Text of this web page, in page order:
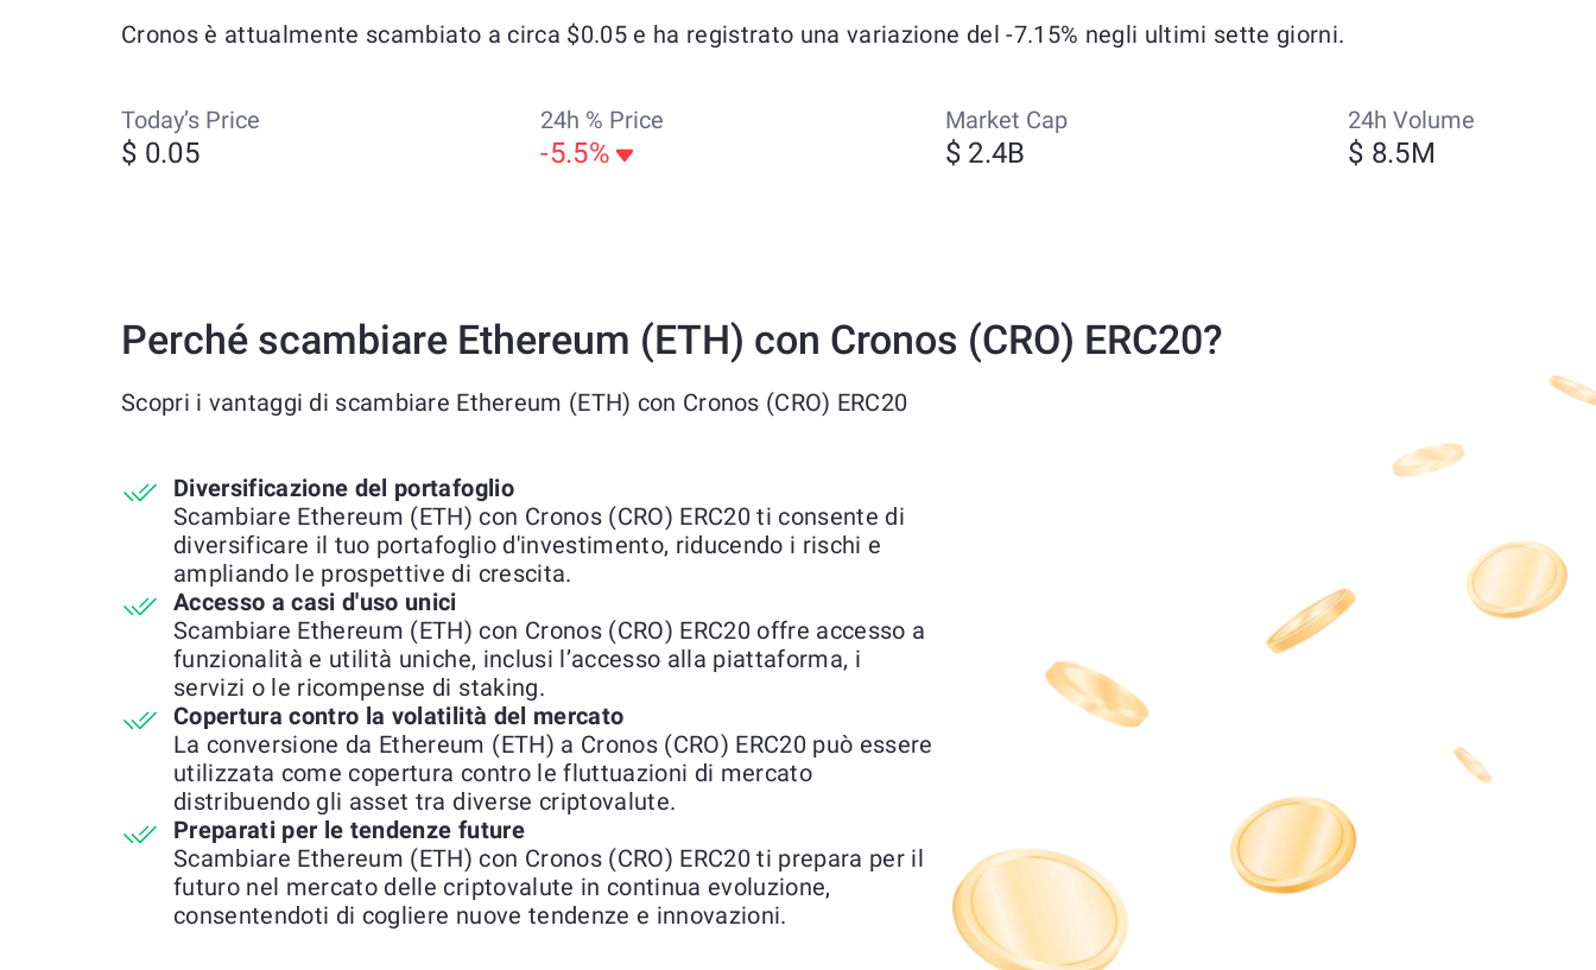
Cronos è attualmente scambiato a circa $0.05 e ha registrato una variazione del -7.15% negli ultimi sette giorni.
Today’s Price
$ 0.05
24h % Price
-5.5%
Market Cap
$ 2.4B
24h Volume
$ 8.5M
Perché scambiare Ethereum (ETH) con Cronos (CRO) ERC20?
Scopri i vantaggi di scambiare Ethereum (ETH) con Cronos (CRO) ERC20
Diversificazione del portafoglio
Scambiare Ethereum (ETH) con Cronos (CRO) ERC20 ti consente di
diversificare il tuo portafoglio d'investimento, riducendo i rischi e
ampliando le prospettive di crescita.
Accesso a casi d'uso unici
Scambiare Ethereum (ETH) con Cronos (CRO) ERC20 offre accesso a
funzionalità e utilità uniche, inclusi l’accesso alla piattaforma, i
servizi o le ricompense di staking.
Copertura contro la volatilità del mercato
La conversione da Ethereum (ETH) a Cronos (CRO) ERC20 può essere
utilizzata come copertura contro le fluttuazioni di mercato
distribuendo gli asset tra diverse criptovalute.
Preparati per le tendenze future
Scambiare Ethereum (ETH) con Cronos (CRO) ERC20 ti prepara per il
futuro nel mercato delle criptovalute in continua evoluzione,
consentendoti di cogliere nuove tendenze e innovazioni.